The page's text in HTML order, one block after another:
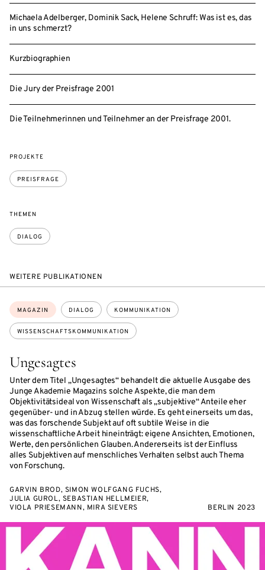
Michaela Adelberger, Dominik Sack, Helene Schruff: Was ist es, das
in uns schmerzt?
Kurzbiographien
Die Jury der Preisfrage 2001
Die Teilnehmerinnen und Teilnehmer an der Preisfrage 2001.
PROJEKTE
PREISFRAGE
THEMEN
DIALOG
WEITERE PUBLIKATIONEN
Ungesagtes
Unter dem Titel „Ungesagtes“ behandelt die aktuelle Ausgabe des
Junge Akademie Magazins solche Aspekte, die man dem
Objektivitätsideal von Wissenschaft als „subjektive“ Anteile eher
gegenüber- und in Abzug stellen würde. Es geht einerseits um das,
was das forschende Subjekt auf oft subtile Weise in die
wissenschaftliche Arbeit hineinträgt: eigene Ansichten, Emotionen,
Werte, den persönlichen Glauben. Andererseits ist der Einfluss
alles Subjektiven auf menschliches Verhalten selbst auch Thema
von Forschung.
Themen:
MAGAZIN DIALOG KOMMUNIKATION
WISSENSCHAFTSKOMMUNIKATION
GARVIN BROD, SIMON WOLFGANG FUCHS,
JULIA GUROL, SEBASTIAN HELLMEIER,
VIOLA PRIESEMANN, MIRA SIEVERS
BERLIN 2023